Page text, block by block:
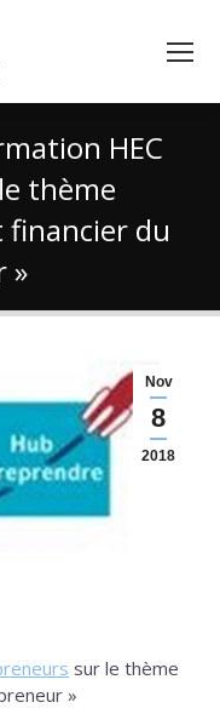
HEC
thème
financier du
»
ici :
Nov
8
2018
sur le thème
»